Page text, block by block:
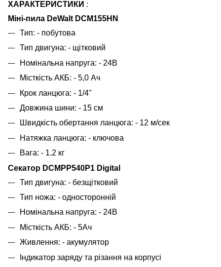
ХАРАКТЕРИСТИКИ :
Міні-пила DeWalt DCM155HN
Тип: - побутова
Тип двигуна: - щітковий
Номінальна напруга: - 24В
Місткість АКБ: - 5,0 Ач
Крок ланцюга: - 1/4"
Довжина шини: - 15 см
Швидкість обертання ланцюга: - 12 м/сек
Натяжка ланцюга: - ключова
Вага: - 1.2 кг
Секатор DCMPP540P1 Digital
Тип двигуна: - безщітковий
Тип ножа: - односторонній
Номінальна напруга: - 24В
Місткість АКБ: - 5Ач
Живлення: - акумулятор
Індикатор заряду та різання на корпусі